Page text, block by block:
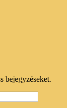
bejegyzéseket.